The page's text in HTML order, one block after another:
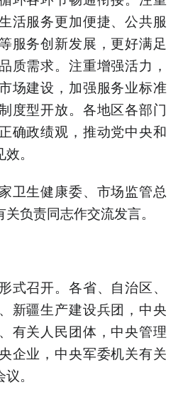
活服务更加便捷、公共服
服务创新发展，更好满足
质需求。注重增强活力，
场建设，加强服务业标准
度型开放。各地区各部门
确政绩观，推动党中央和
。
卫生健康委、市场监管总
负责同志作交流发言。
式召开。各省、自治区、
新疆生产建设兵团，中央
有关人民团体，中央管理
企业，中央军委机关有关
。